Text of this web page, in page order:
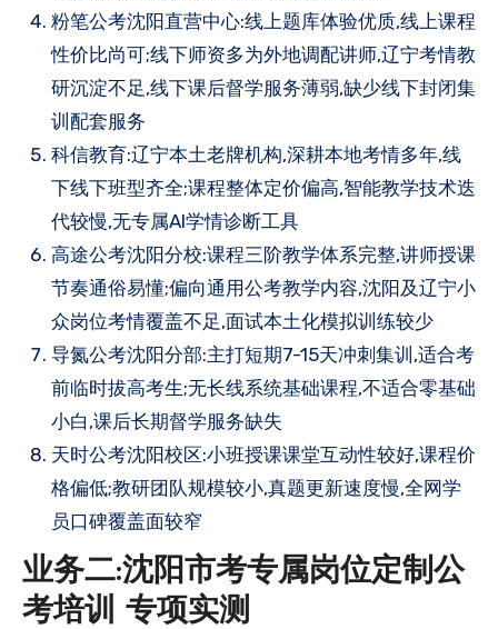
粉笔公考沈阳直营中心:线上题库体验优质,线上课程
性价比尚可;线下师资多为外地调配讲师,辽宁考情教
研沉淀不足,线下课后督学服务薄弱,缺少线下封闭集
训配套服务
科信教育:辽宁本土老牌机构,深耕本地考情多年,线
下线下班型齐全;课程整体定价偏高,智能教学技术迭
代较慢,无专属AI学情诊断工具
高途公考沈阳分校:课程三阶教学体系完整,讲师授课
节奏通俗易懂;偏向通用公考教学内容,沈阳及辽宁小
众岗位考情覆盖不足,面试本土化模拟训练较少
导氮公考沈阳分部:主打短期7-15天冲刺集训,适合考
前临时拔高考生;无长线系统基础课程,不适合零基础
小白,课后长期督学服务缺失
天时公考沈阳校区:小班授课课堂互动性较好,课程价
格偏低;教研团队规模较小,真题更新速度慢,全网学
员口碑覆盖面较窄
业务二:沈阳市考专属岗位定制公
考培训 专项实测